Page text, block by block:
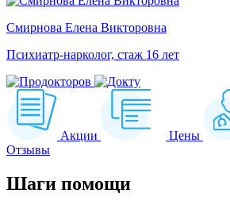
Смирнова Елена Викторовна
Психиатр-нарколог, стаж 16 лет
Акции Цены
Отзывы
Шаги помощи